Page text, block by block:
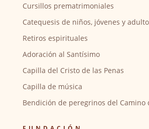
Cursillos prematrimoniales
Catequesis de niños, jóvenes y
Retiros espirituales
Adoración al Santísimo
Capilla del Cristo de las Penas
Capilla de música
Bendición de peregrinos del Camino